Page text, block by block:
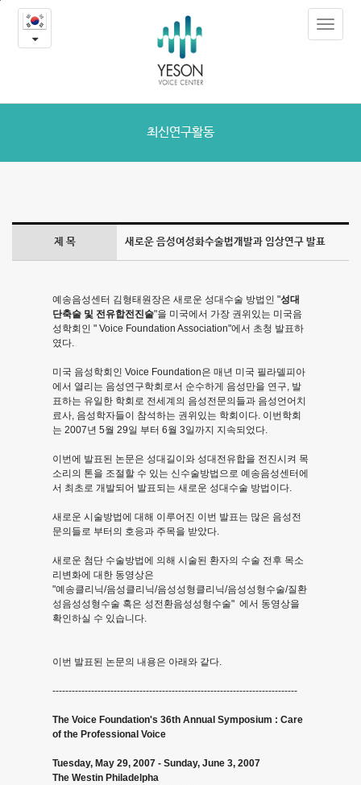
새
로
음
여
화
수
Toggle
최신연구활동
제 목 새로운 음성여성화수술법개발과 임상연구 발표
예송음성센터 김형태원장은 새로운 성대수술 방법인 "성대
단축술 및 전유합전진술"을 미국에서 가장 권위있는 미국음
성학회인 " Voice Foundation Association"에서 초청 발표하
였다.
미국 음성학회인 Voice Foundation은 매년 미국 필라델피아
에서 열리는 음성연구학회로서 순수하게 음성만을 연구, 발
표하는 유일한 학회로 전세계의 음성전문의들과 음성언어치
료사, 음성학자들이 참석하는 권위있는 학회이다. 이번학회
는 2007년 5월 29일 부터 6월 3일까지 지속되었다.
이번에 발표된 논문은 성대길이와 성대전유합을 전진시켜 목
소리의 톤을 조절할 수 있는 신수술방법으로 예송음성센터에
서 최초로 개발되어 발표되는 새로운 성대수술 방법이다.
새로운 시술방법에 대해 이루어진 이번 발표는 많은 음성전
문의들로 부터의 호응과 주목을 받았다.
새로운 첨단 수술방법에 의해 시술된 환자의 수술 전후 목소
리변화에 대한 동영상은
"예송클리닉/음성클리닉/음성성형클리닉/음성성형수술/질환
성음성성형수술 혹은 성전환음성성형수술" 에서 동영상을
확인하실 수 있습니다.
이번 발표된 논문의 내용은 아래와 같다.
----------------------------------------------------------------------------
The Voice Foundation's 36th Annual Symposium : Care
of the Professional Voice
Tuesday, May 29, 2007 - Sunday, June 3, 2007
The Westin Philadelpha